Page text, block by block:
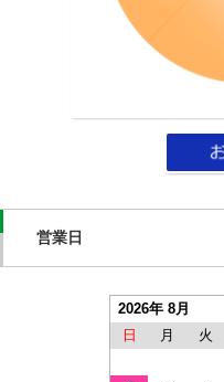
営業日
2026年 8月
日
月 火